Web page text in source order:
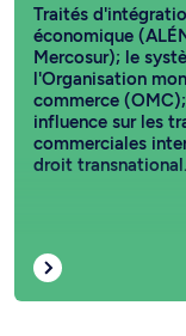
Traités
économique
Mercosur); le
l'Organisation
commerce
influence sur les
commerciales
droit transnational.